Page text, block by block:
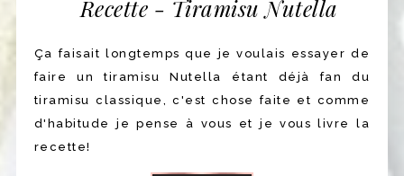
Recette - Tiramisu Nutella
Ça faisait longtemps que je voulais essayer de
faire un tiramisu Nutella étant déjà fan du
tiramisu classique, c'est chose faite et comme
d'habitude je pense à vous et je vous livre la
recette!